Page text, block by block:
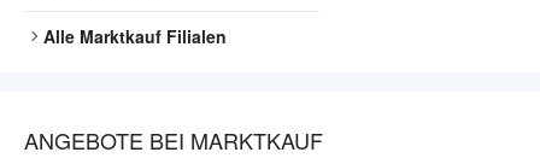
Alle Marktkauf Filialen
ANGEBOTE BEI MARKTKAUF